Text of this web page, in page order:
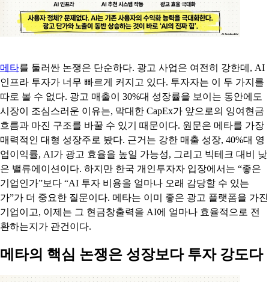
메타를 둘러싼 논쟁은 단순하다. 광고 사업은 여전히 강한데, AI
인프라 투자가 너무 빠르게 커지고 있다. 투자자는 이 두 가지를
따로 볼 수 없다. 광고 매출이 30%대 성장률을 보이는 동안에도
시장이 조심스러운 이유는, 막대한 CapEx가 앞으로의 잉여현금
흐름과 마진 구조를 바꿀 수 있기 때문이다. 원문은 메타를 가장
매력적인 대형 성장주로 봤다. 근거는 강한 매출 성장, 40%대 영
업이익률, AI가 광고 효율을 높일 가능성, 그리고 빅테크 대비 낮
은 밸류에이션이다. 하지만 한국 개인투자자 입장에서는 “좋은
기업인가”보다 “AI 투자 비용을 얼마나 오래 감당할 수 있는
가”가 더 중요한 질문이다. 메타는 이미 좋은 광고 플랫폼을 가진
기업이고, 이제는 그 현금창출력을 AI에 얼마나 효율적으로 전
환하는지가 관건이다.
메타의 핵심 논쟁은 성장보다 투자 강도다